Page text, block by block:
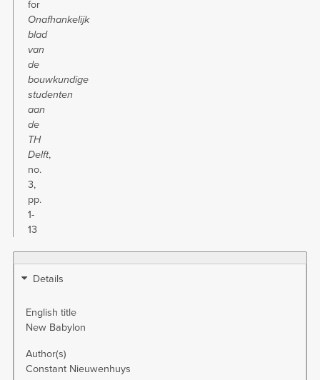
for
Onafhankelijk
blad
van
de
bouwkundige
studenten
aan
de
TH
Delft,
no.
3,
pp.
1-
13
Details
English title
New Babylon
Author(s)
Constant Nieuwenhuys